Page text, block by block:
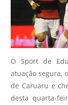
O Sport de
atuação segura,
de Caruaru e
desta quarta-